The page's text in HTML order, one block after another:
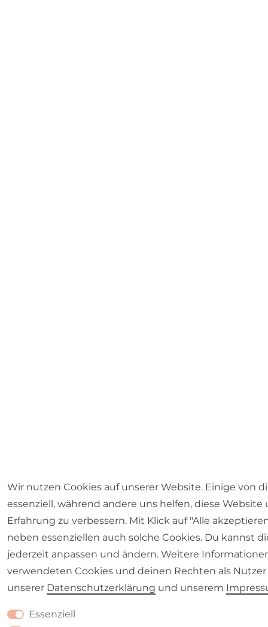
Wir nutzen Cookies auf unserer Website. Einige von
essenziell, während andere uns helfen, diese Website
Erfahrung zu verbessern. Mit Klick auf "Alle
neben essenziellen auch solche Cookies. Du kannst
jederzeit anpassen und ändern. Weitere
verwendeten Cookies und deinen Rechten als
unserer Daten­schutz­erklärung und unserem
Essenziell